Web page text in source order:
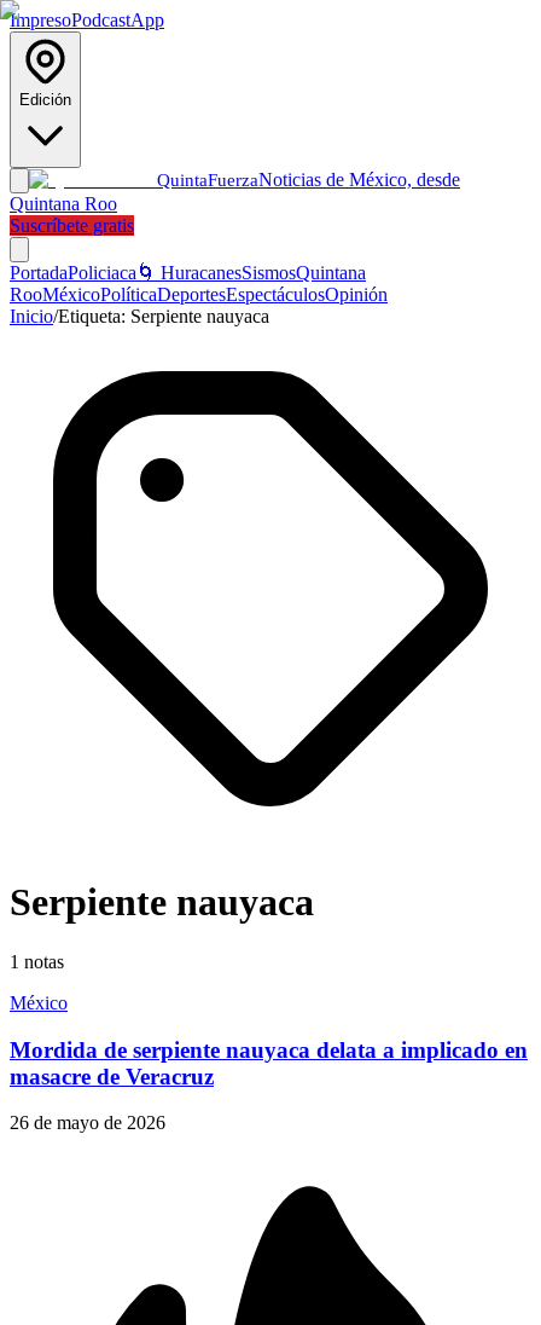
ImpresoPodcastApp
Edición
QuintaFuerzaNoticias de México, desde
Quintana Roo
Suscríbete gratis
PortadaPoliciaca 🌀 HuracanesSismosQuintana
RooMéxicoPolíticaDeportesEspectáculosOpinión
Inicio/Etiqueta: Serpiente nauyaca
Serpiente nauyaca
1 notas
México
Mordida de serpiente nauyaca delata a implicado en
masacre de Veracruz
26 de mayo de 2026